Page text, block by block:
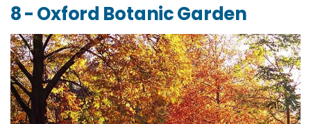
8 - Oxford Botanic Garden